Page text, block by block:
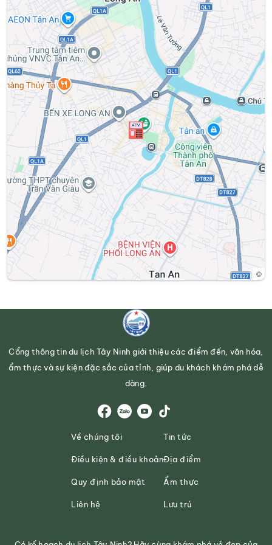
©
Cổng thông tin du lịch Tây Ninh giới thiệu các điểm đến, văn hóa,
ẩm thực và sự kiện đặc sắc của tỉnh, giúp du khách khám phá dễ
dàng.
Về chúng tôi
Điều kiện & điều khoản
Quy định bảo mật
Liên hệ
Tin tức
Địa điểm
Ẩm thực
Lưu trú